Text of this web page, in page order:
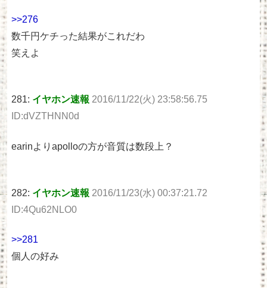
>>276
数千円ケチった結果がこれだわ
笑えよ
281: イヤホン速報 2016/11/22(火) 23:58:56.75
ID:dVZTHNN0d
earinよりapolloの方が音質は数段上？
282: イヤホン速報 2016/11/23(水) 00:37:21.72
ID:4Qu62NLO0
>>281
個人の好み